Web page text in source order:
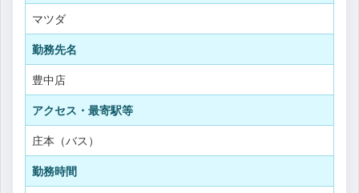
マツダ
勤務先名
豊中店
アクセス・最寄駅等
庄本（バス）
勤務時間